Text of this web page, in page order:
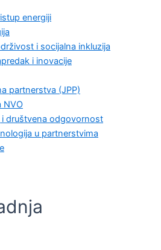
energiji
i socijalna inkluzija
i inovacije
partnerstva (JPP)
NVO
i društvena odgovornost
u partnerstvima